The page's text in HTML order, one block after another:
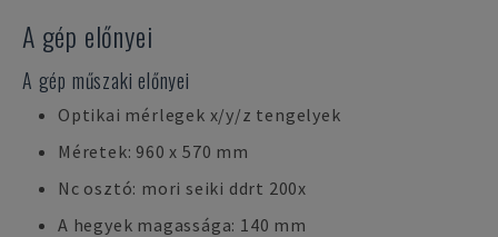
A gép előnyei
A gép műszaki előnyei
Optikai mérlegek x/y/z tengelyek
Méretek: 960 x 570 mm
Nc osztó: mori seiki ddrt 200x
A hegyek magassága: 140 mm